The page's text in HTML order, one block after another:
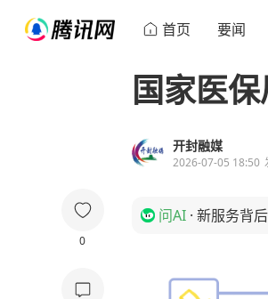
首页 要闻
0
国家医
开封融媒
2026-07-05 18:50
问AI · 新服务背